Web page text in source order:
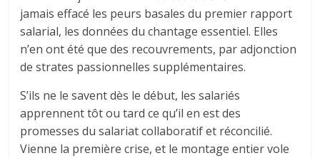
jamais effacé les peurs basales du premier rapport
salarial, les données du chantage essentiel. Elles
n’en ont été que des recouvrements, par adjonction
de strates passionnelles supplémentaires.
S’ils ne le savent dès le début, les salariés
apprennent tôt ou tard ce qu’il en est des
promesses du salariat collaboratif et réconcilié.
Vienne la première crise, et le montage entier vole